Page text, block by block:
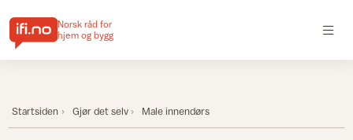
Norsk råd for
hjem og bygg
Startsiden Gjør det selv Male innendørs